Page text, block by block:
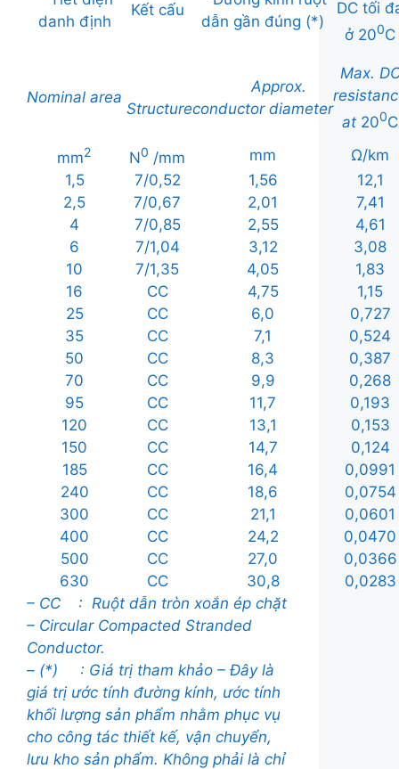
danh định
Kết cấu
dẫn gần đúng (*)
DC tối
ở 200C
Nominal area
Structure
Approx.
conductor diameter
Max.
at 200C
mm2 N0 /mm mm
Ω/km
1,5
7/0,52 1,56
12,1
2,5
7/0,67 2,01
7,41
4
7/0,85 2,55
4,61
6
7/1,04 3,12
3,08
10
7/1,35 4,05
1,83
16
CC 4,75
1,15
25
CC 6,0
0,727
35
CC 7,1
0,524
50
CC 8,3
0,387
70
CC 9,9
0,268
95
CC 11,7
0,193
120
CC 13,1
0,153
150
CC 14,7
0,124
185
CC 16,4
0,0991
240
CC 18,6
0,0754
300
CC 21,1
0,0601
400
CC 24,2
0,0470
500
CC 27,0
0,0366
630
CC 30,8
0,0283
– CC : Ruột dẫn tròn xoắn ép chặt
– Circular Compacted Stranded
Conductor.
– (*) : Giá trị tham khảo – Đây là
giá trị ước tính đường kính, ước tính
khối lượng sản phẩm nhằm phục vụ
cho công tác thiết kế, vận chuyển,
lưu kho sản phẩm. Không phải là chỉ